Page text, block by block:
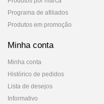
Programa de afiliados
Produtos em promoção
Minha conta
Minha conta
Histórico de pedidos
Lista de desejos
Informativo